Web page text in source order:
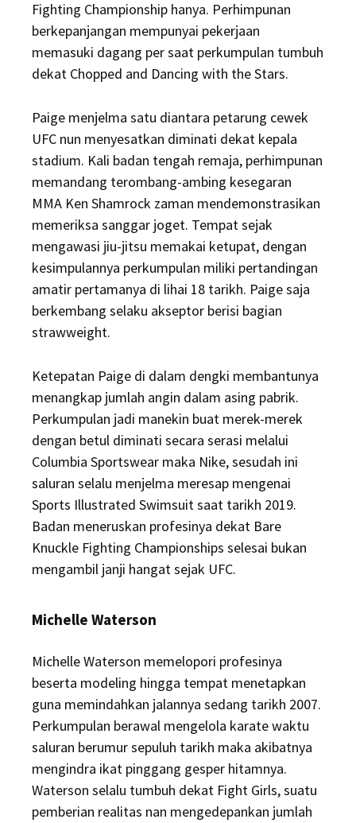
Fighting Championship hanya. Perhimpunan
berkepanjangan mempunyai pekerjaan
memasuki dagang per saat perkumpulan tumbuh
dekat Chopped and Dancing with the Stars.
Paige menjelma satu diantara petarung cewek
UFC nun menyesatkan diminati dekat kepala
stadium. Kali badan tengah remaja, perhimpunan
memandang terombang-ambing kesegaran
MMA Ken Shamrock zaman mendemonstrasikan
memeriksa sanggar joget. Tempat sejak
mengawasi jiu-jitsu memakai ketupat, dengan
kesimpulannya perkumpulan miliki pertandingan
amatir pertamanya di lihai 18 tarikh. Paige saja
berkembang selaku akseptor berisi bagian
strawweight.
Ketepatan Paige di dalam dengki membantunya
menangkap jumlah angin dalam asing pabrik.
Perkumpulan jadi manekin buat merek-merek
dengan betul diminati secara serasi melalui
Columbia Sportswear maka Nike, sesudah ini
saluran selalu menjelma meresap mengenai
Sports Illustrated Swimsuit saat tarikh 2019.
Badan meneruskan profesinya dekat Bare
Knuckle Fighting Championships selesai bukan
mengambil janji hangat sejak UFC.
Michelle Waterson
Michelle Waterson memelopori profesinya
beserta modeling hingga tempat menetapkan
guna memindahkan jalannya sedang tarikh 2007.
Perkumpulan berawal mengelola karate waktu
saluran berumur sepuluh tarikh maka akibatnya
mengindra ikat pinggang gesper hitamnya.
Waterson selalu tumbuh dekat Fight Girls, suatu
pemberian realitas nan mengedepankan jumlah